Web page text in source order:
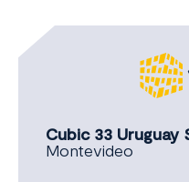
Cubic 33 Uruguay
Montevideo